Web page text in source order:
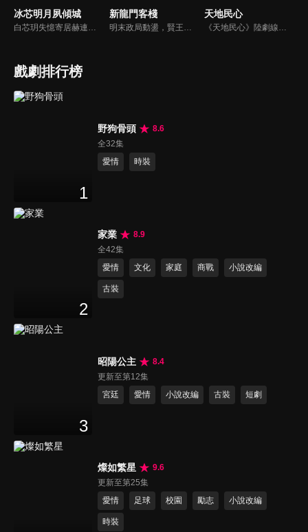
冰芯明月夙傾城
白芯玥失憶寄居赫連府，與赫連夙在查探身世的過程中糾纏不清，彼此間情愫暗生。然而，藍羽軍的謎團、玄璃珠的秘密、以及潛伏在暗處的千機閣，讓他們步步驚心。白芯玥曾經的青梅竹馬沈瀾熠，如今卻是隱藏黑暗勢力的操控者，在愛與仇恨間掙扎。赫連夙和白芯玥能否衝破重重阻礙，找回真相？
新龍門客棧
明末政局動盪，賢王將立為太子，引來敬王與東廠曹少欽暗中謀害。錦衣衛周淮安護送英王遇伏，逃亡途中攜小王爺求助俠女邱莫言，並逃至龍門島。女掌櫃金鑲玉傾心周淮安，三人情義糾葛。最終周力挫奸黨、昭雪忠冤，成就開海開市大業，功成隱退，金鑲玉守候不渝。
天地民心
《天地民心》陸劇線上看。該劇講述的是清代山西壽陽籍的著名文人祁寯藻從十幾歲到七十幾歲的傳奇人生故事。
戲劇排行榜
1
野狗骨頭
8.6
全32集
愛情
時裝
2
家業
8.9
全42集
愛情
文化 家庭 商戰 小說改編
古裝
3
昭陽公主
8.4
更新至第12集
宮廷
愛情 小說改編 古裝 短劇
燦如繁星
9.6
更新至第25集
愛情
足球 校園 勵志 小說改編
時裝